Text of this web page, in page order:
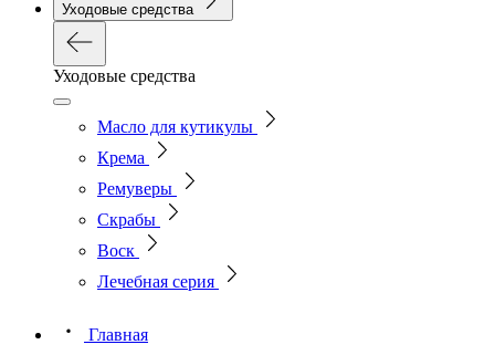
Уходовые средства
Уходовые средства
Масло для кутикулы
Крема
Ремуверы
Скрабы
Воск
Лечебная серия
Главная